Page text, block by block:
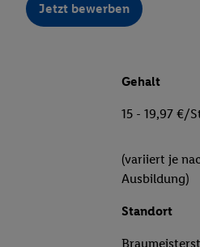
Jetzt bewerben
Gehalt
15 - 19,97 €/
(variiert je
Ausbildung)
Standort